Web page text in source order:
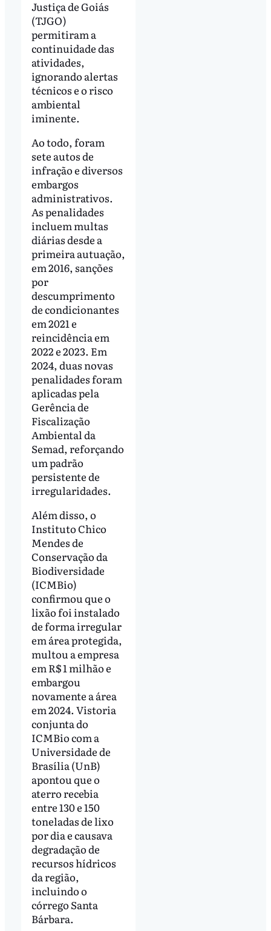
Justiça de Goiás
(TJGO)
permitiram a
continuidade das
atividades,
ignorando alertas
técnicos e o risco
ambiental
iminente.
Ao todo, foram
sete autos de
infração e diversos
embargos
administrativos.
As penalidades
incluem multas
diárias desde a
primeira autuação,
em 2016, sanções
por
descumprimento
de condicionantes
em 2021 e
reincidência em
2022 e 2023. Em
2024, duas novas
penalidades foram
aplicadas pela
Gerência de
Fiscalização
Ambiental da
Semad, reforçando
um padrão
persistente de
irregularidades.
Além disso, o
Instituto Chico
Mendes de
Conservação da
Biodiversidade
(ICMBio)
confirmou que o
lixão foi instalado
de forma irregular
em área protegida,
multou a empresa
em R$ 1 milhão e
embargou
novamente a área
em 2024. Vistoria
conjunta do
ICMBio com a
Universidade de
Brasília (UnB)
apontou que o
aterro recebia
entre 130 e 150
toneladas de lixo
por dia e causava
degradação de
recursos hídricos
da região,
incluindo o
córrego Santa
Bárbara.